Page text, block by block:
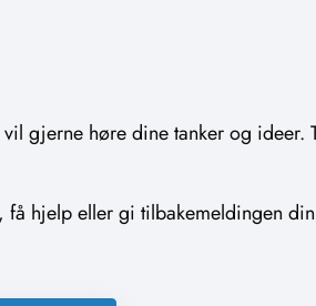
gjerne høre dine tanker og
få hjelp eller gi tilbakemeldingen